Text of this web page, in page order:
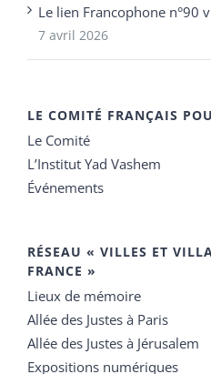
Le lien Francophone n°90
7 avril 2026
LE COMITÉ FRANÇAIS
Le Comité
L’Institut Yad Vashem
Événements
RÉSEAU « VILLES ET
FRANCE »
Lieux de mémoire
Allée des Justes à Paris
Allée des Justes à Jérusalem
Expositions numériques